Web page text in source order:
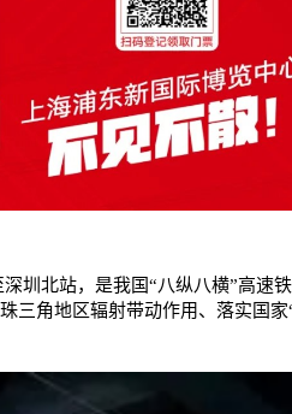
圳北站，是我国“八纵八横”高
角地区辐射带动作用、落实国